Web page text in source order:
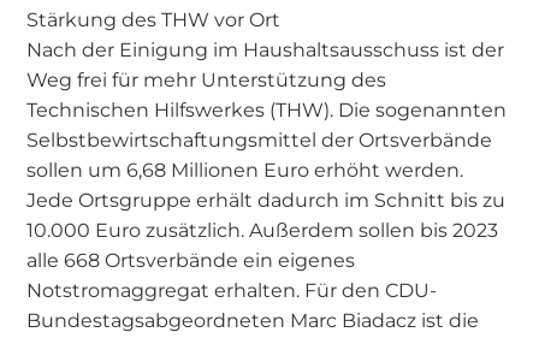
Stärkung des THW vor Ort
Nach der Einigung im Haushaltsausschuss ist der
Weg frei für mehr Unterstützung des
Technischen Hilfswerkes (THW). Die sogenannten
Selbstbewirtschaftungsmittel der Ortsverbände
sollen um 6,68 Millionen Euro erhöht werden.
Jede Ortsgruppe erhält dadurch im Schnitt bis zu
10.000 Euro zusätzlich. Außerdem sollen bis 2023
alle 668 Ortsverbände ein eigenes
Notstromaggregat erhalten. Für den CDU-
Bundestagsabgeordneten Marc Biadacz ist die